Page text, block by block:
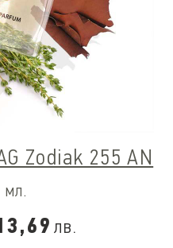
Zodiak 255 AN
мл.
лв.